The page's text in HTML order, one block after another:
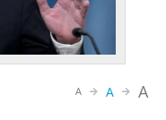
A A A